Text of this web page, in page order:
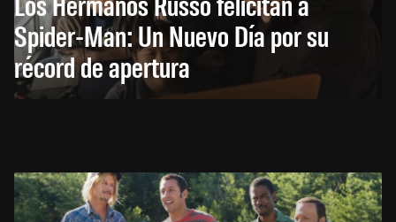
Spider-Man: Un Nuevo Día por su
récord de apertura